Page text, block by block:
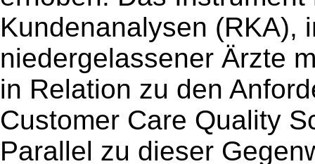
Kundenanalysen (RKA),
niedergelassener Ärzte
in Relation zu den
Customer Care Quality
Parallel zu dieser